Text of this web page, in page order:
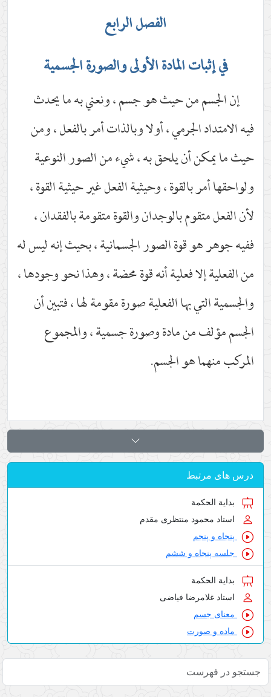
الفصل الرابع
في إثبات المادة الأولى والصورة الجسمية
إن الجسم من حيث هو جسم ، ونعني به ما يحدث
فيه الامتداد الجرمي ، أولا وبالذات أمر بالفعل ، ومن
حيث ما يمكن أن يلحق به ، شيء من الصور النوعية
ولواحقها أمر بالقوة ، وحيثية الفعل غير حيثية القوة ،
لأن الفعل متقوم بالوجدان والقوة متقومة بالفقدان ،
ففيه جوهر هو قوة الصور الجسمانية ، بحيث إنه ليس له
من الفعلية إلا فعلية أنه قوة محضة ، وهذا نحو وجودها ،
والجسمية التي بها الفعلية صورة مقومة لها ، فتبين أن
الجسم مؤلف من مادة وصورة جسمية ، والمجموع
المركب منهما هو الجسم.
درس های مرتبط
بدایة الحکمة
استاد محمود منتظری مقدم
پنجاه و پنجم
جلسه پنجاه و ششم
بدایة الحکمة
استاد غلامرضا فیاضی
معنای جسم
ماده و صورت